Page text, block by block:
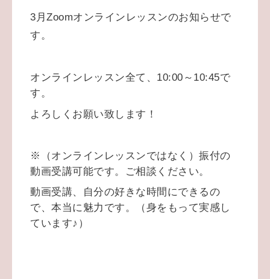
3月Zoomオンラインレッスンのお知らせで
す。
オンラインレッスン全て、10:00～10:45で
す。
よろしくお願い致します！
※（オンラインレッスンではなく）振付の
動画受講可能です。ご相談ください。
動画受講、自分の好きな時間にできるの
で、本当に魅力です。（身をもって実感し
ています♪）